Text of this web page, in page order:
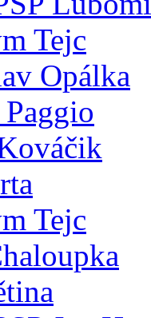
Tejc
Opálka
Tejc